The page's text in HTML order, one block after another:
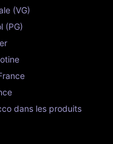
(VG)
(PG)
dans les produits